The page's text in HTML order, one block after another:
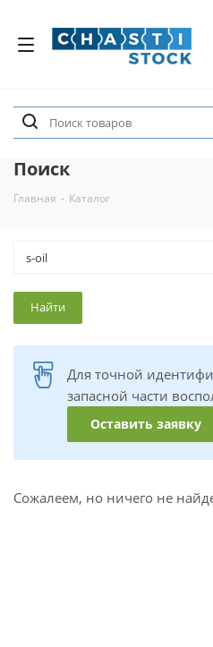
Поиск
Главная - Каталог
Для точной
запасной части
Оставить заявку
Сожалеем, но ничего не